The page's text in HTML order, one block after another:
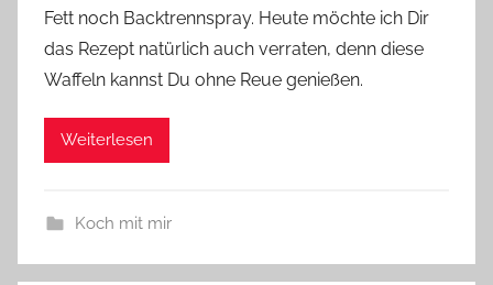
e
Fett noch Backtrennspray. Heute möchte ich Dir
das Rezept natürlich auch verraten, denn diese
Waffeln kannst Du ohne Reue genießen.
Weiterlesen
Koch mit mir